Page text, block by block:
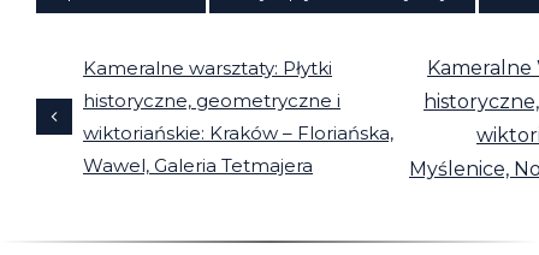
Kameralne warsztaty: Płytki
historyczne, geometryczne i
wiktoriańskie: Kraków – Floriańska,
Wawel, Galeria Tetmajera
Kameralne
Myślenice,